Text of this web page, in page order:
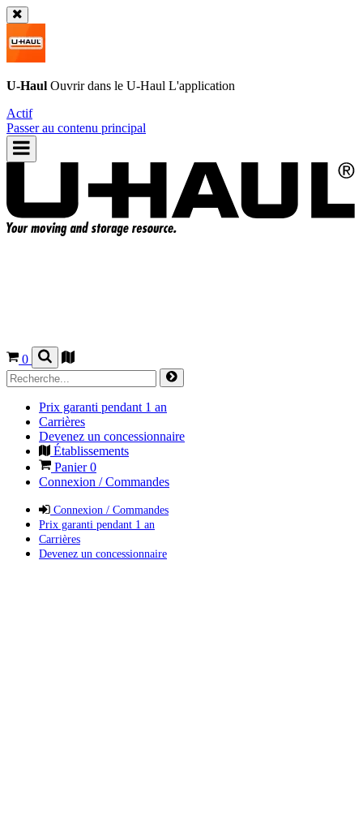
U-Haul Ouvrir dans le U-Haul L'application
Actif
Passer au contenu principal
0
Prix garanti pendant 1 an
Carrières
Devenez un concessionnaire
Établissements
Panier0
Connexion / Commandes
Connexion / Commandes
Prix garanti pendant 1 an
Carrières
Devenez un concessionnaire